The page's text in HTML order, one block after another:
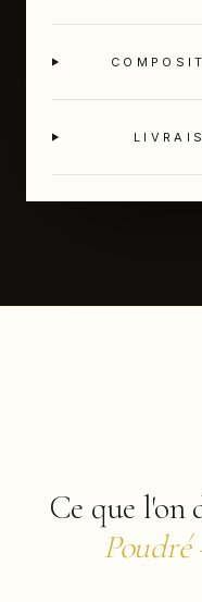
Ce que l'on